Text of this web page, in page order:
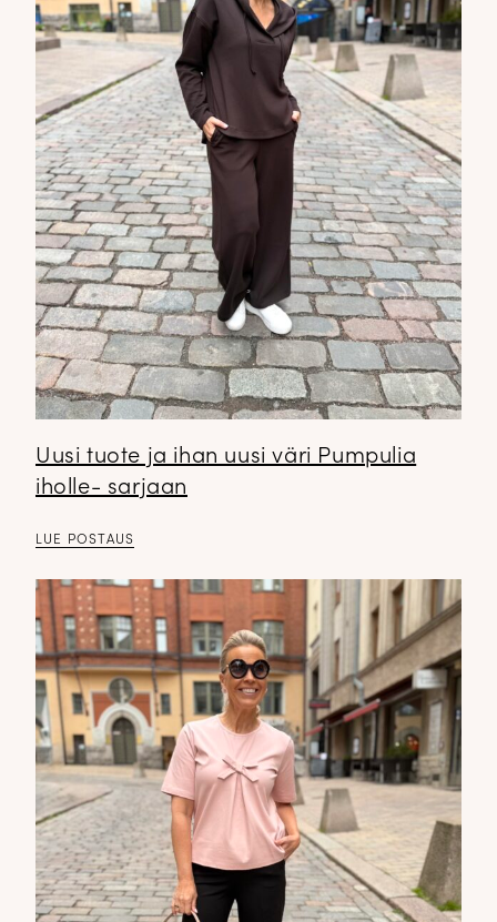
Uusi tuote ja ihan uusi väri Pumpulia
iholle- sarjaan
LUE POSTAUS